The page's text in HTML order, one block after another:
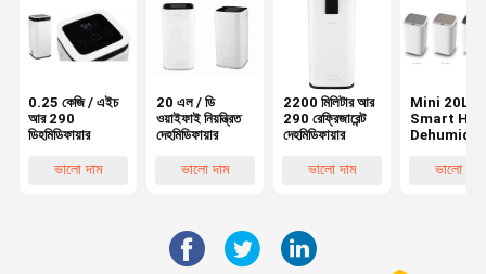
0.25 কেজি / এইচ
আর 290
ডিহমিডিফায়ার
ভালো দাম
20 এল / ডি
ওয়াইফাই নিয়ন্ত্রিত
দেহমিডিফায়ার
ভালো দাম
2200 মিলিটার আর
290 রেফ্রিজারেন্ট
দেহমিডিফায়ার
ভালো দাম
Mini 20L /
Smart
ভালো দাম